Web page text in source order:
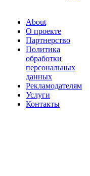
About
О проекте
Партнерство
Политика
обработки
персональных
данных
Рекламодателям
Услуги
Контакты